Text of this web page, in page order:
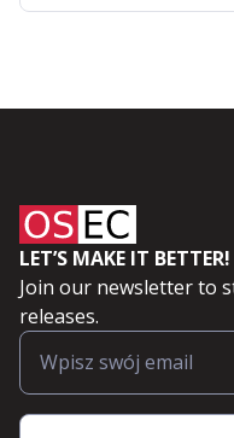
LET’S MAKE IT BETTER!
Join our newsletter to
releases.